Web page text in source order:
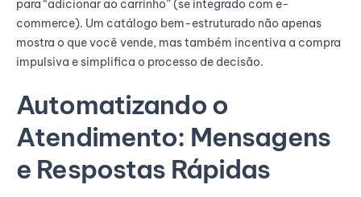
para “adicionar ao carrinho” (se integrado com e-
commerce). Um catálogo bem-estruturado não apenas
mostra o que você vende, mas também incentiva a compra
impulsiva e simplifica o processo de decisão.
Automatizando o
Atendimento: Mensagens
e Respostas Rápidas